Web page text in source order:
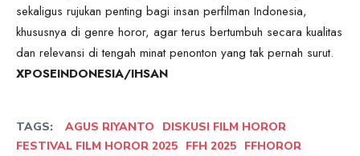
sekaligus rujukan penting bagi insan perfilman Indonesia,
khususnya di genre horor, agar terus bertumbuh secara kualitas
dan relevansi di tengah minat penonton yang tak pernah surut.
XPOSEINDONESIA/IHSAN
TAGS: AGUS RIYANTO
DISKUSI FILM HOROR
FESTIVAL FILM HOROR 2025 FFH 2025 FFHOROR